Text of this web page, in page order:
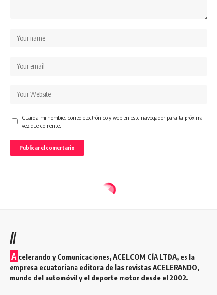
Guarda mi nombre, correo electrónico y web en este navegador para la próxima
vez que comente.
//
A celerando y Comunicaciones, ACELCOM CÍA LTDA, es la
empresa ecuatoriana editora de las revistas ACELERANDO,
mundo del automóvil y el deporte motor desde el 2002.